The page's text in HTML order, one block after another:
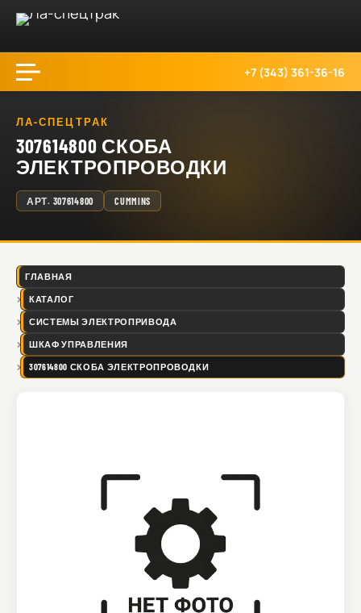
+7 (343) 361-36-16
ЛА-СПЕЦТРАК
307614800 СКОБА
ЭЛЕКТРОПРОВОДКИ
АРТ. 307614800 CUMMINS
ГЛАВНАЯ
КАТАЛОГ
СИСТЕМЫ ЭЛЕКТРОПРИВОДА
ШКАФ УПРАВЛЕНИЯ
307614800 СКОБА ЭЛЕКТРОПРОВОДКИ